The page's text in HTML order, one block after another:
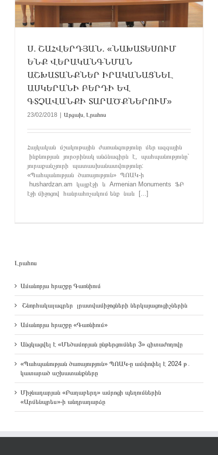
Ս. ՇԱՀՎԵՐԴՅԱՆ. «ՆԱԽԱՏԵՍՈՒՄ
ԵՆՔ ՎԵՐԱԿԱՆԳՆՄԱՆ
ԱՇԽԱՏԱՆՔՆԵՐ ԻՐԱԿԱՆԱՑՆԵԼ
ԱՍԿԵՐԱՆԻ ԲԵՐԴԻ ԵՎ
ԳՏՉԱՎԱՆՔԻ ՏԱՐԱԾՔՆԵՐՈՒՄ»
23/02/2018 | Արցախ Լրահոս
Հայկական մշակութային ժառանգությունը մեր ազգային
ինքնության յուրօրինակ անձնագիրն է, պահպանությունը`
յուրաքանչյուրի պատասխանատվությունը:
«Պահպանության ծառայություն» ՊՈԱԿ-ի
hushardzan.am կայքէջի և Armenian Monuments ՖԲ
էջի միջոցով հանրահռչակում ենք նաև [...]
Լրահոս
Ամանորյա հրաշքը Գառնիում
Շնորհակալագրեր լրատվամիջոցների ներկայացուցիչներին
Ամանորյա հրաշքը «Գառնիում»
Անցկացվել է «Մեծամորյան ընթերցումներ 3» գիտաժողովը
«Պահպանության ծառայություն» ՊՈԱԿ-ը ամփոփել է 2024 թ․
կատարած աշխատանքները
Միջնադարյան «Բաղաբերդ» ամրոցի պեղումներին
«Արմենպրես»-ի անդրադարձը